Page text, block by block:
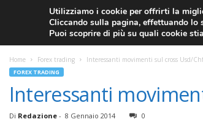
CANDELE GIAPPONESI ECONOMIA FOREX GRATIS
F
a
ANALISI TECNICA EURO/
Home Forex trading Interessanti movimenti sul cross Usd/Chf
FOREX TRADING
Interessanti
Di Redazione- 8 Gennaio 2014 0
Utilizziamo i cookie per offrirti la
Cliccando sulla pagina, effettuando lo
Puoi scoprire di più su quali cookie